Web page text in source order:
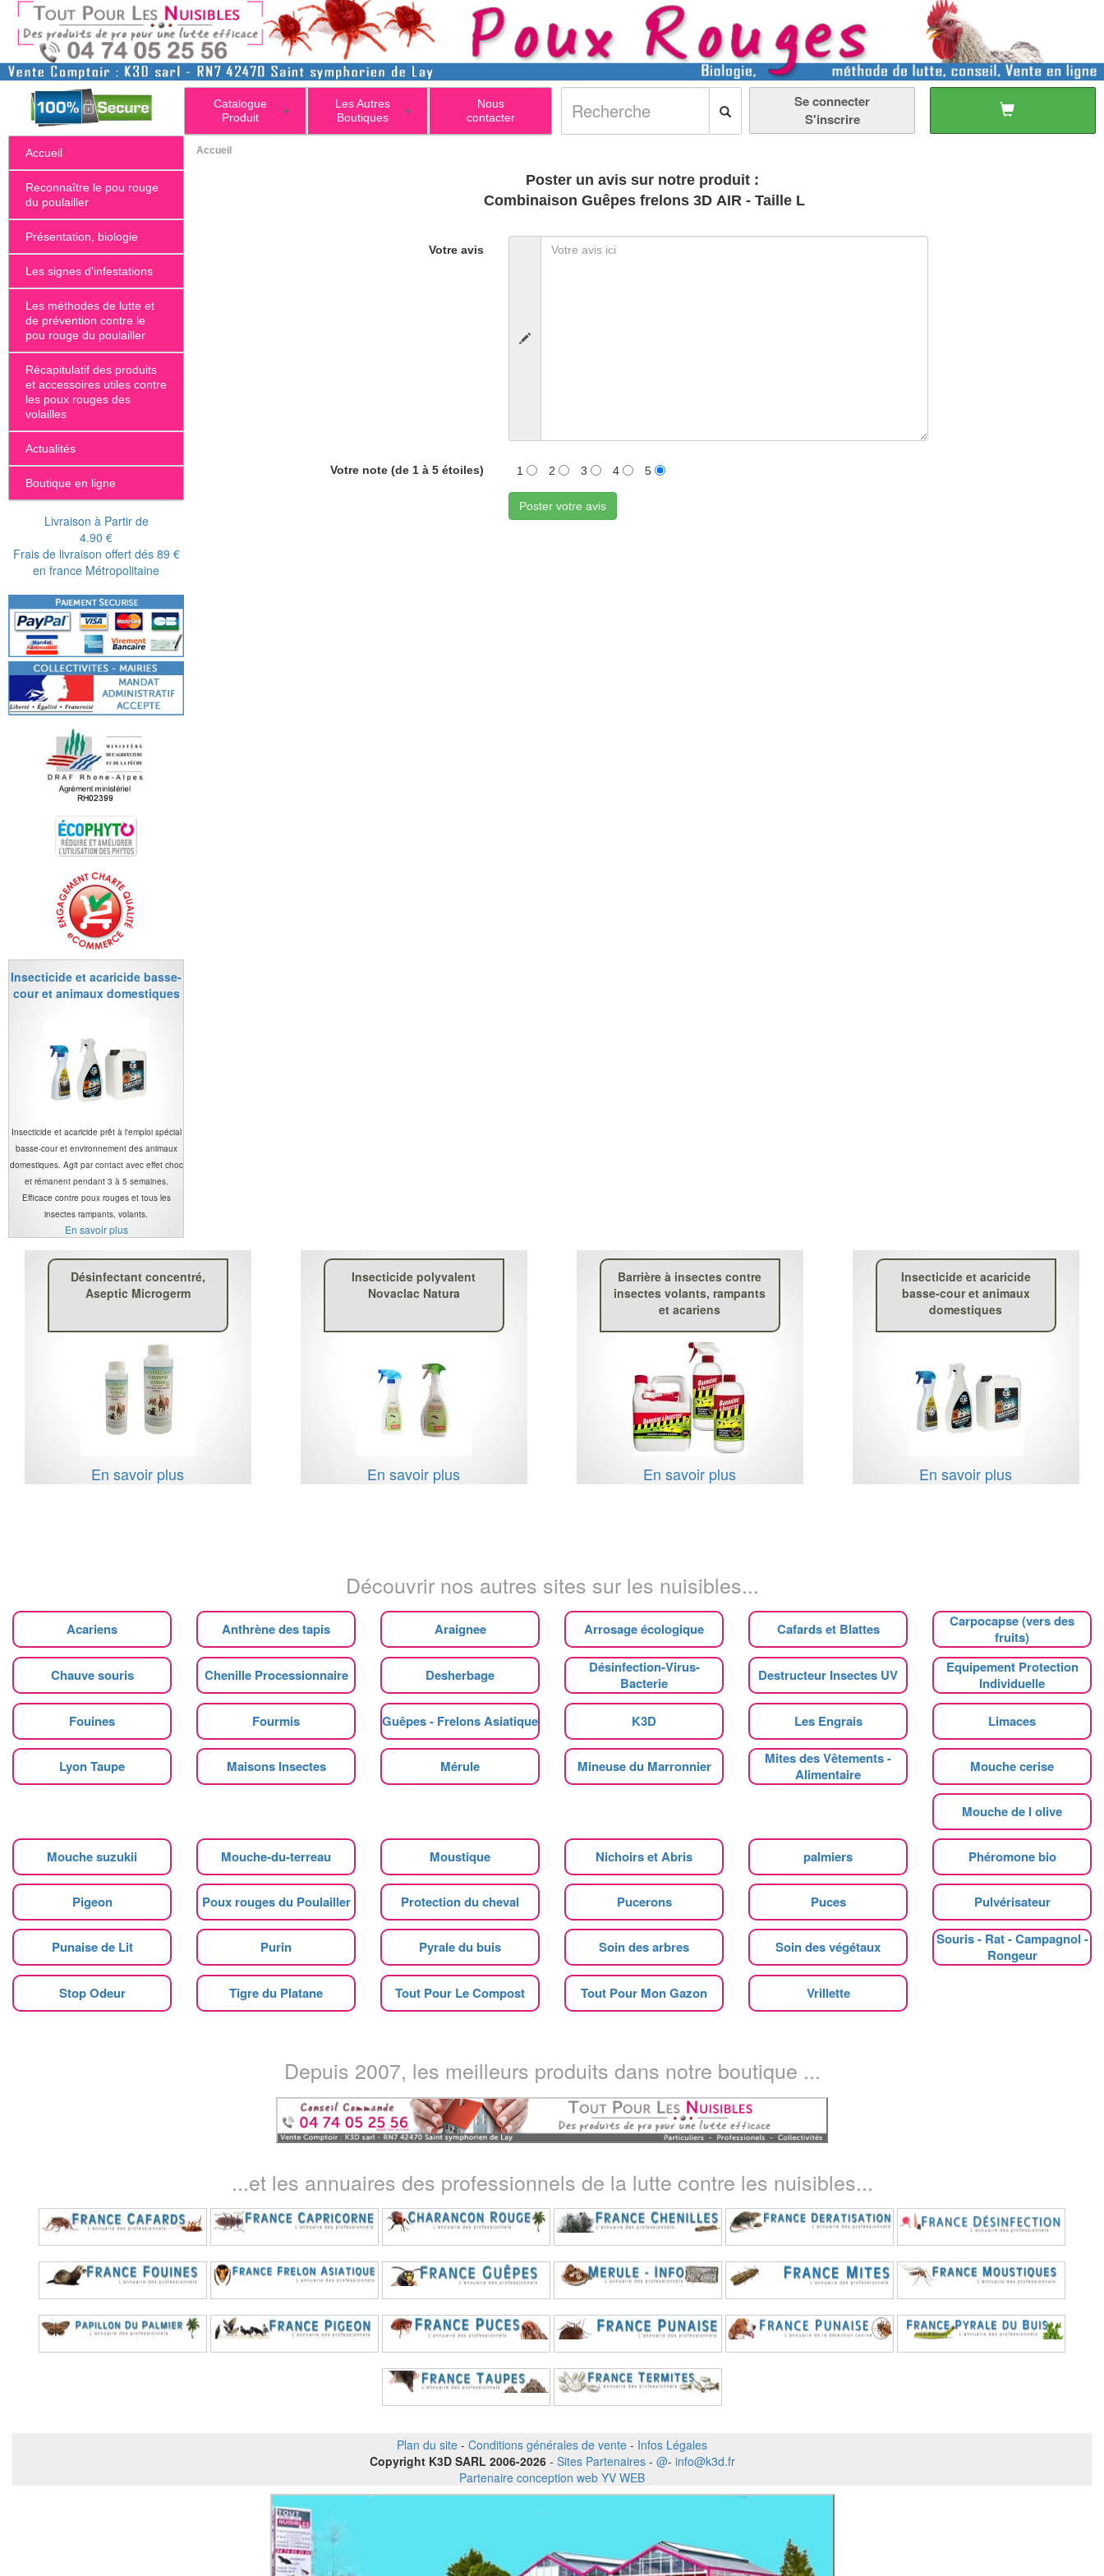
+
Catalogue
Produit
+
Les Autres
Boutiques
Nous
contacter
Se connecter
S'inscrire
Accueil
Reconnaître le pou rouge
du poulailler
Présentation, biologie
Les signes d'infestations
Les méthodes de lutte et
de prévention contre le
pou rouge du poulailler
Récapitulatif des produits
et accessoires utiles contre
les poux rouges des
volailles
Actualités
Boutique en ligne
Livraison à Partir de
4.90 €
Frais de livraison offert dés 89 €
en france Métropolitaine
Insecticide et acaricide basse-
cour et animaux domestiques
Insecticide et acaricide prêt à l'emploi spécial
basse-cour et environnement des animaux
domestiques. Agit par contact avec effet choc
et rémanent pendant 3 à 5 semaines.
Efficace contre poux rouges et tous les
insectes rampants, volants.
En savoir plus
Accueil
Poster un avis sur notre produit :
Combinaison Guêpes frelons 3D AIR - Taille L
Votre avis
Votre note (de 1 à 5 étoiles) 1 2 3 4 5
Poster votre avis
Désinfectant concentré,
Aseptic Microgerm
En savoir plus
Insecticide polyvalent
Novaclac Natura
En savoir plus
Barrière à insectes contre
insectes volants, rampants
et acariens
En savoir plus
Insecticide et acaricide
basse-cour et animaux
domestiques
En savoir plus
Découvrir nos autres sites sur les nuisibles...
Acariens Anthrène des tapis Araignee Arrosage écologique Cafards et Blattes
Carpocapse (vers des
fruits)
Chauve souris Chenille Processionnaire Desherbage
Désinfection-Virus-
Bacterie
Destructeur Insectes UV
Equipement Protection
Individuelle
Fouines Fourmis Guêpes - Frelons Asiatique K3D Les Engrais Limaces
Lyon Taupe Maisons Insectes Mérule Mineuse du Marronnier
Mites des Vêtements -
Alimentaire
Mouche cerise
Mouche de l olive
Mouche suzukii Mouche-du-terreau Moustique Nichoirs et Abris palmiers Phéromone bio
Pigeon Poux rouges du Poulailler Protection du cheval Pucerons Puces Pulvérisateur
Punaise de Lit Purin Pyrale du buis Soin des arbres Soin des végétaux
Souris - Rat - Campagnol -
Rongeur
Stop Odeur Tigre du Platane Tout Pour Le Compost Tout Pour Mon Gazon Vrillette
Depuis 2007, les meilleurs produits dans notre boutique ...
...et les annuaires des professionnels de la lutte contre les nuisibles...
Plan du site - Conditions générales de vente - Infos Légales
Copyright K3D SARL 2006-2026 - Sites Partenaires- @- info@k3d.fr
Partenaire conception web YV WEB